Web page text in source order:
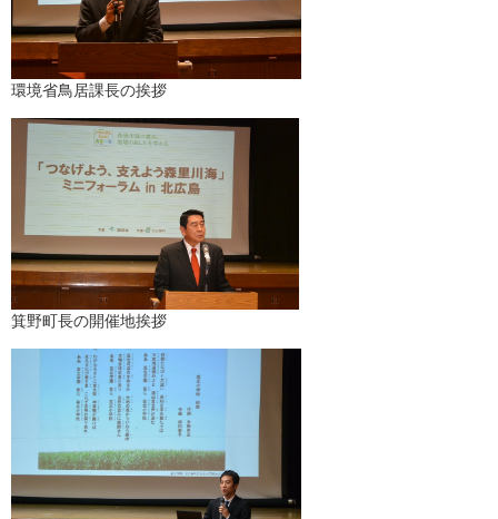
環境省鳥居課長の挨拶
箕野町長の開催地挨拶